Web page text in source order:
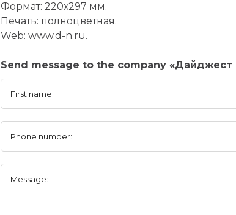
Формат: 220х297 мм.
Печать: полноцветная.
Web: www.d-n.ru.
Send message to the company
First name:
Phone number:
Message: